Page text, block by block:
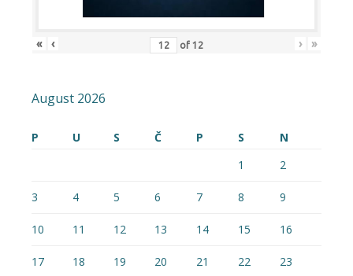
« ‹ of 12 › »
August 2026
P U S Č P S
N
1
2
3 4 5 6 7 8 9
10 11 12 13 14 15 16
17 18 19 20 21 22 23